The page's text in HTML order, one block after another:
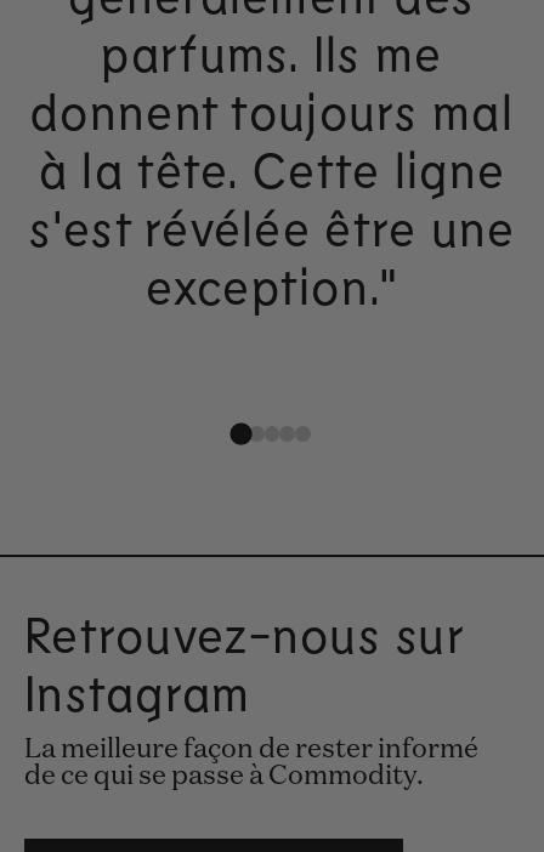
parfums. Ils me
donnent toujours mal
à la tête. Cette ligne
s'est révélée être une
exception."
Retrouvez-nous sur
Instagram
La meilleure façon de rester informé
de ce qui se passe à Commodity.